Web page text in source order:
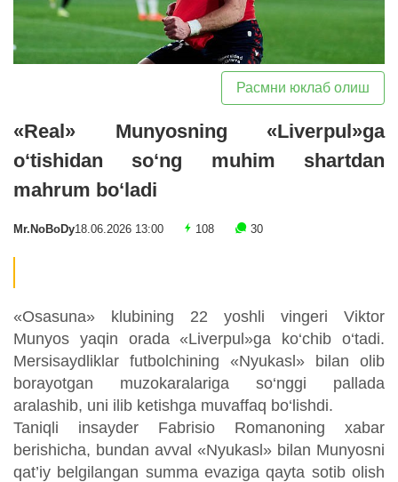
Расмни юклаб олиш
«Real» Munyosning «Liverpul»ga
o‘tishidan so‘ng muhim shartdan
mahrum bo‘ladi
Mr.NoBoDy18.06.2026 13:00 108 30
«Osasuna» klubining 22 yoshli vingeri Viktor
Munyos yaqin orada «Liverpul»ga ko‘chib o‘tadi.
Mersisaydliklar futbolchining «Nyukasl» bilan olib
borayotgan muzokaralariga so‘nggi pallada
aralashib, uni ilib ketishga muvaffaq bo‘lishdi.
Taniqli insayder Fabrisio Romanoning xabar
berishicha, bundan avval «Nyukasl» bilan Munyosni
qat’iy belgilangan summa evaziga qayta sotib olish